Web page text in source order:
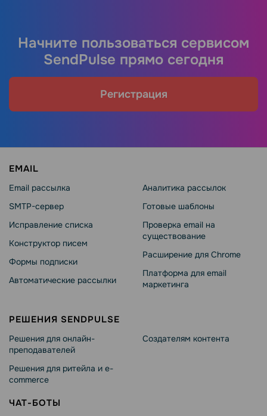
Начните пользоваться сервисом
SendPulse прямо сегодня
Регистрация
EMAIL
Email рассылка
SMTP-сервер
Исправление списка
Конструктор писем
Формы подписки
Автоматические рассылки
Аналитика рассылок
Готовые шаблоны
Проверка email на
существование
Расширение для Chrome
Платформа для email
маркетинга
РЕШЕНИЯ SENDPULSE
Решения для онлайн-
преподавателей
Решения для ритейла и e-
commerce
Создателям контента
ЧАТ-БОТЫ